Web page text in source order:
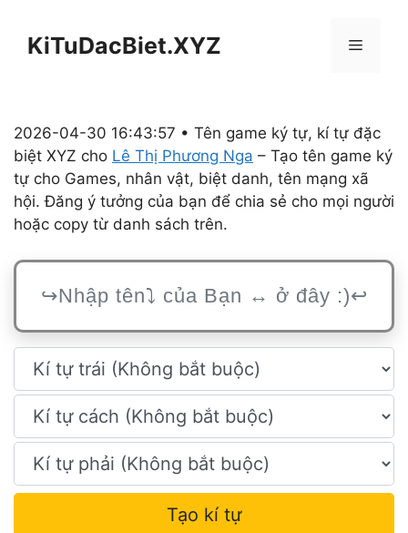
KiTuDacBiet.XYZ Menu
2026-04-30 16:43:57 • Tên game ký tự, kí tự đặc
biệt XYZ cho Lê Thị Phương Nga – Tạo tên game ký
tự cho Games, nhân vật, biệt danh, tên mạng xã
hội. Đăng ý tưởng của bạn để chia sẻ cho mọi người
hoặc copy từ danh sách trên.
Tạo kí tự